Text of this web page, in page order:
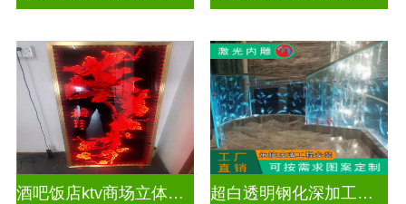
酒吧饭店ktv商场立体激光内雕屏风 超白透明钢化深加工激光内雕精雕